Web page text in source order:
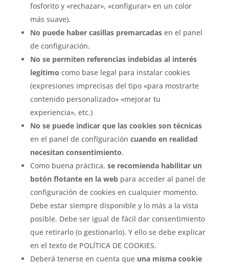
fosforito y «rechazar», «configurar» en un color
más suave).
No puede haber casillas premarcadasen el panel
de configuración.
No se permiten referencias indebidas al interés
legítimo como base legal para instalar cookies
(expresiones imprecisas del tipo «para mostrarte
contenido personalizado» «mejorar tu
experiencia», etc.)
No se puede indicar que las cookies son técnicas
en el panel de configuración cuando en realidad
necesitan consentimiento.
Como buena práctica, se recomienda habilitar un
botón flotante en la webpara acceder al panel de
configuración de cookies en cualquier momento.
Debe estar siempre disponible y lo más a la vista
posible. Debe ser igual de fácil dar consentimiento
que retirarlo (o gestionarlo). Y ello se debe explicar
en el texto de POLÍTICA DE COOKIES.
Deberá tenerse en cuenta que una misma cookie